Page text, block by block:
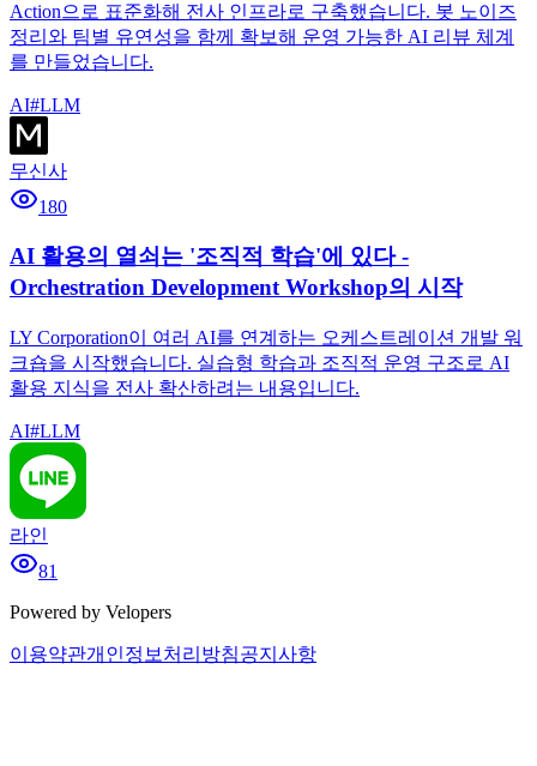
Action으로 표준화해 전사 인프라로 구축했습니다. 봇 노이즈
정리와 팀별 유연성을 함께 확보해 운영 가능한 AI 리뷰 체계
를 만들었습니다.
AI#LLM
무신사
180
AI 활용의 열쇠는 '조직적 학습'에 있다 -
Orchestration Development Workshop의 시작
LY Corporation이 여러 AI를 연계하는 오케스트레이션 개발 워
크숍을 시작했습니다. 실습형 학습과 조직적 운영 구조로 AI
활용 지식을 전사 확산하려는 내용입니다.
AI#LLM
라인
81
Powered by Velopers
이용약관개인정보처리방침공지사항